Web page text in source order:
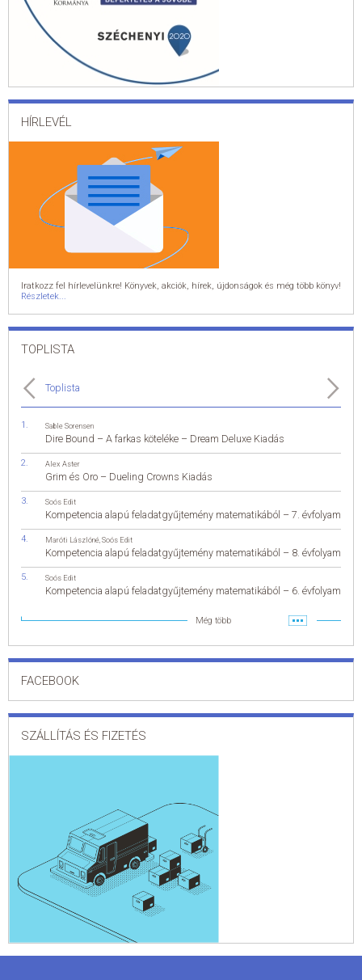
HÍRLEVÉL
Iratkozz fel hírlevelünkre! Könyvek, akciók, hírek, újdonságok és még több könyv!
Részletek...
TOPLISTA
Toplista
Sable Sorensen
Dire Bound – A farkas köteléke – Dream Deluxe Kiadás
Alex Aster
Grim és Oro – Dueling Crowns Kiadás
Soós Edit
Kompetencia alapú feladatgyűjtemény matematikából – 7. évfolyam
Maróti Lászlóné Soós Edit
Kompetencia alapú feladatgyűjtemény matematikából – 8. évfolyam
Soós Edit
Kompetencia alapú feladatgyűjtemény matematikából – 6. évfolyam
Még több
FACEBOOK
SZÁLLÍTÁS ÉS FIZETÉS